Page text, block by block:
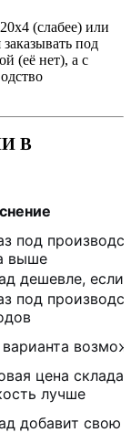
(слабее) или
под
(её нет), а с
В
под
выше
дешевле, если
под
цена
лучше
добавит свою